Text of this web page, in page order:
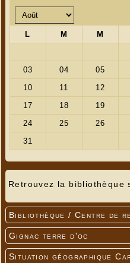
Retrouvez la
Bibliothèque / Centre de
Gignac terre d'oc
Situation géographique